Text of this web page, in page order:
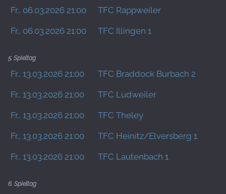
Fr., 06.03.2026 21:00 TFC Rappweiler
Fr., 06.03.2026 21:00 TFC Illingen 1
5. Spieltag
Fr., 13.03.2026 21:00 TFC Braddock Burbach 2
Fr., 13.03.2026 21:00 TFC Ludweiler
Fr., 13.03.2026 21:00 TFC Theley
Fr., 13.03.2026 21:00 TFC Heinitz/Elversberg 1
Fr., 13.03.2026 21:00 TFC Lautenbach 1
6. Spieltag